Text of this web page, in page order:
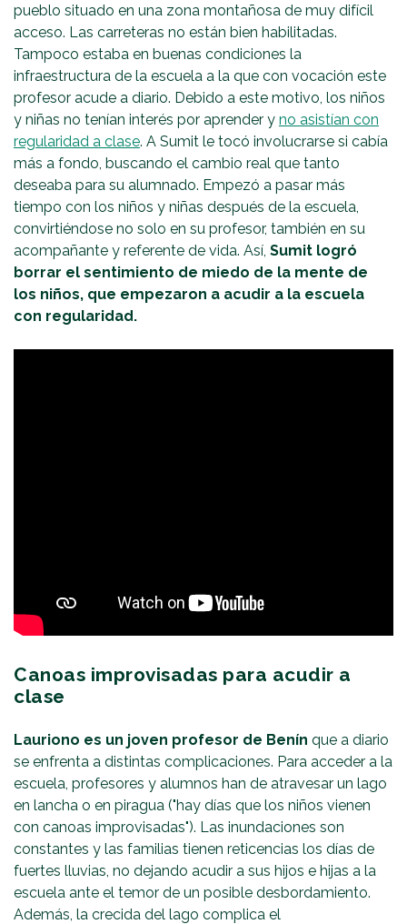
pueblo situado en una zona montañosa de muy difícil
acceso. Las carreteras no están bien habilitadas.
Tampoco estaba en buenas condiciones la
infraestructura de la escuela a la que con vocación este
profesor acude a diario. Debido a este motivo, los niños
y niñas no tenían interés por aprender y no asistían con
regularidad a clase. A Sumit le tocó involucrarse si cabía
más a fondo, buscando el cambio real que tanto
deseaba para su alumnado. Empezó a pasar más
tiempo con los niños y niñas después de la escuela,
convirtiéndose no solo en su profesor, también en su
acompañante y referente de vida. Así, Sumit logró
borrar el sentimiento de miedo de la mente de
los niños, que empezaron a acudir a la escuela
con regularidad.
Canoas improvisadas para acudir a
clase
Lauriono es un joven profesor de Benín que a diario
se enfrenta a distintas complicaciones. Para acceder a la
escuela, profesores y alumnos han de atravesar un lago
en lancha o en piragua ("hay días que los niños vienen
con canoas improvisadas"). Las inundaciones son
constantes y las familias tienen reticencias los días de
fuertes lluvias, no dejando acudir a sus hijos e hijas a la
escuela ante el temor de un posible desbordamiento.
Además, la crecida del lago complica el